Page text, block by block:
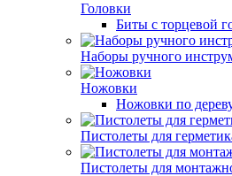
Головки
Биты с торцевой
Наборы ручного
Ножовки
Ножовки по
Пистолеты для
Пистолеты для